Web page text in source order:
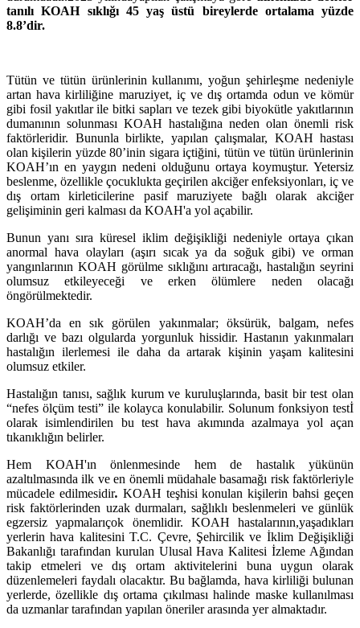
tanılı KOAH sıklığı 45 yaş üstü bireylerde ortalama yüzde
8.8’dir.
Tütün ve tütün ürünlerinin kullanımı, yoğun şehirleşme nedeniyle
artan hava kirliliğine maruziyet, iç ve dış ortamda odun ve kömür
gibi fosil yakıtlar ile bitki sapları ve tezek gibi biyokütle yakıtlarının
dumanının solunması KOAH hastalığına neden olan önemli risk
faktörleridir. Bununla birlikte, yapılan çalışmalar, KOAH hastası
olan kişilerin yüzde 80’inin sigara içtiğini, tütün ve tütün ürünlerinin
KOAH’ın en yaygın nedeni olduğunu ortaya koymuştur. Yetersiz
beslenme, özellikle çocuklukta geçirilen akciğer enfeksiyonları, iç ve
dış ortam kirleticilerine pasif maruziyete bağlı olarak akciğer
gelişiminin geri kalması da KOAH'a yol açabilir.
Bunun yanı sıra küresel iklim değişikliği nedeniyle ortaya çıkan
anormal hava olayları (aşırı sıcak ya da soğuk gibi) ve orman
yangınlarının KOAH görülme sıklığını artıracağı, hastalığın seyrini
olumsuz etkileyeceği ve erken ölümlere neden olacağı
öngörülmektedir.
KOAH’da en sık görülen yakınmalar; öksürük, balgam, nefes
darlığı ve bazı olgularda yorgunluk hissidir. Hastanın yakınmaları
hastalığın ilerlemesi ile daha da artarak kişinin yaşam kalitesini
olumsuz etkiler.
Hastalığın tanısı, sağlık kurum ve kuruluşlarında, basit bir test olan
“nefes ölçüm testi” ile kolayca konulabilir. Solunum fonksiyon testİ
olarak isimlendirilen bu test hava akımında azalmaya yol açan
tıkanıklığın belirler.
Hem KOAH'ın önlenmesinde hem de hastalık yükünün
azaltılmasında ilk ve en önemli müdahale basamağı risk faktörleriyle
mücadele edilmesidir. KOAH teşhisi konulan kişilerin bahsi geçen
risk faktörlerinden uzak durmaları, sağlıklı beslenmeleri ve günlük
egzersiz yapmalarıçok önemlidir. KOAH hastalarının,yaşadıkları
yerlerin hava kalitesini T.C. Çevre, Şehircilik ve İklim Değişikliği
Bakanlığı tarafından kurulan Ulusal Hava Kalitesi İzleme Ağından
takip etmeleri ve dış ortam aktivitelerini buna uygun olarak
düzenlemeleri faydalı olacaktır. Bu bağlamda, hava kirliliği bulunan
yerlerde, özellikle dış ortama çıkılması halinde maske kullanılması
da uzmanlar tarafından yapılan öneriler arasında yer almaktadır.